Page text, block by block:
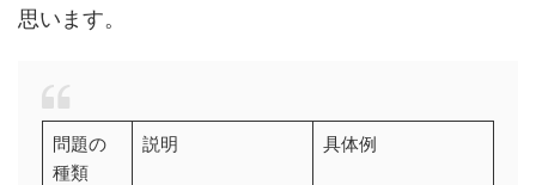
思います。
問題の
種類
説明 具体例